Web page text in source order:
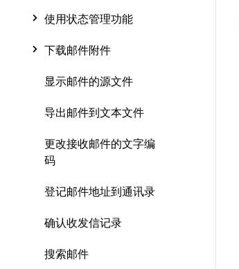
使用状态管理功能
下载邮件附件
显示邮件的源文件
导出邮件到文本文件
更改接收邮件的文字编
码
登记邮件地址到通讯录
确认收发信记录
搜索邮件